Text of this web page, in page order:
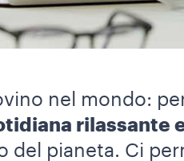
nel mondo:
rilassante
del pianeta. Ci